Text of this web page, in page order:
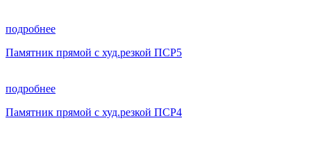
подробнее
Памятник прямой с худ.резкой ПСР5
подробнее
Памятник прямой с худ.резкой ПСР4